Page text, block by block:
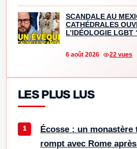
SCANDALE AU
CATHÉDRALES
L’IDÉOLOGIE LGBT
6 août 2026 22 vues
LES PLUS LUS
Écosse : un
rompt avec Rome